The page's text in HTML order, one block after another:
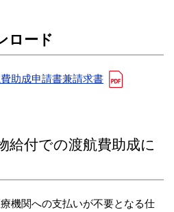
ロード
助成申請書兼請求書
給付での渡航費助成に
機関への支払いが不要となる仕